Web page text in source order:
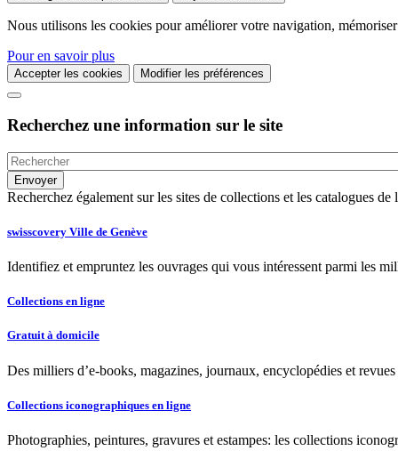
Nous utilisons les cookies pour améliorer votre navigation,
Pour en savoir plus
Accepter les cookies Modifier les préférences
Recherchez une information sur le site
Recherchez également sur les sites de collections et les catalogues
swisscovery Ville de Genève
Identifiez et empruntez les ouvrages qui vous intéressent parmi les
Collections en ligne
Gratuit à domicile
Des milliers d’e-books, magazines, journaux, encyclopédies et
Collections iconographiques en ligne
Photographies, peintures, gravures et estampes: les collections